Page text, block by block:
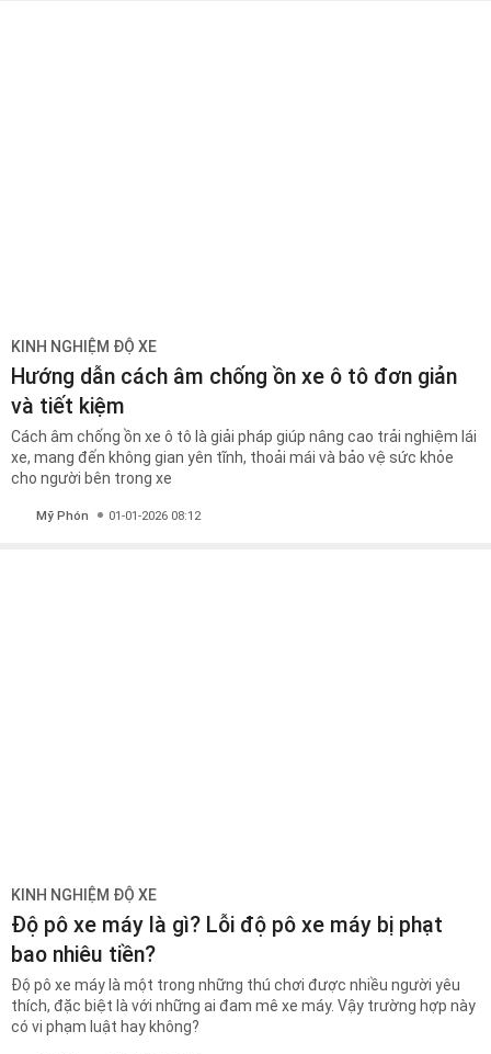
KINH NGHIỆM ĐỘ XE
Hướng dẫn cách âm chống ồn xe ô tô đơn giản
và tiết kiệm
Cách âm chống ồn xe ô tô là giải pháp giúp nâng cao trải nghiệm lái
xe, mang đến không gian yên tĩnh, thoải mái và bảo vệ sức khỏe
cho người bên trong xe
Mỹ Phón 01-01-2026 08:12
KINH NGHIỆM ĐỘ XE
Độ pô xe máy là gì? Lỗi độ pô xe máy bị phạt
bao nhiêu tiền?
Độ pô xe máy là một trong những thú chơi được nhiều người yêu
thích, đặc biệt là với những ai đam mê xe máy. Vậy trường hợp này
có vi phạm luật hay không?